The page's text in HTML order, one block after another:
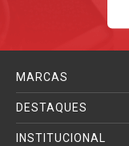
MARCAS
DESTAQUES
INSTITUCIONAL